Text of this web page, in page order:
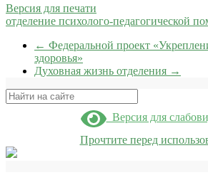
Версия для печати
отделение психолого-педагогической
← Федеральной проект
здоровья»
Духовная жизнь отделения →
Поиск
Версия для
Прочтите перед